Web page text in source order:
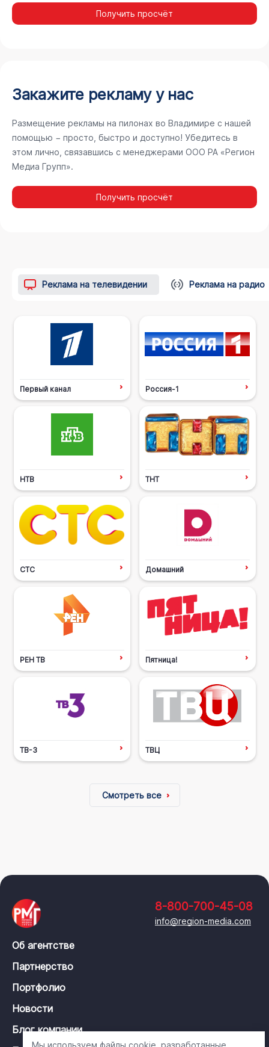
Получить просчёт
Закажите рекламу у нас
Размещение рекламы на пилонах во Владимире с нашей
помощью − просто, быстро и доступно! Убедитесь в
этом лично, связавшись с менеджерами ООО РА «Регион
Медиа Групп».
Получить просчёт
Реклама на телевидении Реклама на радио
Первый канал Россия-1
НТВ ТНТ
СТС Домашний
РЕН ТВ Пятница!
ТВ-3 ТВЦ
Смотреть все
8-800-700-45-08
info@region-media.com
Об агентстве
Партнерство
Портфолио
Новости
Блог компании
Мы используем файлы cookie, разработанные